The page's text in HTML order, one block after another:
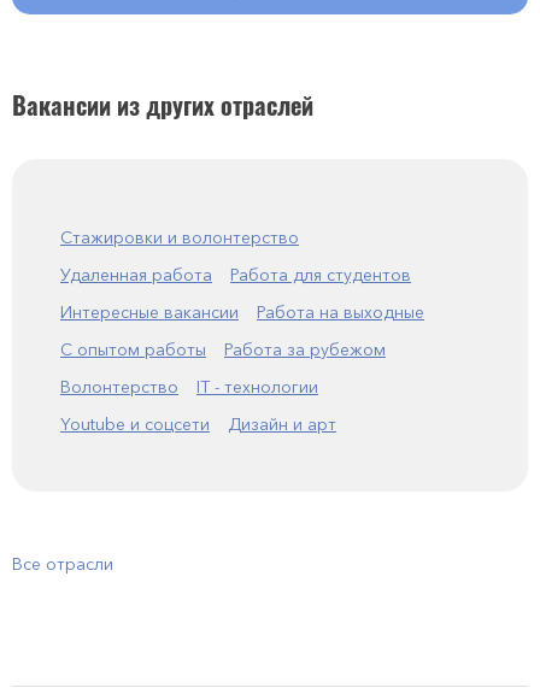
Вакансии из других отраслей
Стажировки и волонтерство
Удаленная работа
Работа для студентов
Интересные вакансии
Работа на выходные
С опытом работы
Работа за рубежом
Волонтерство
IT - технологии
Youtube и соцсети
Дизайн и арт
Все отрасли